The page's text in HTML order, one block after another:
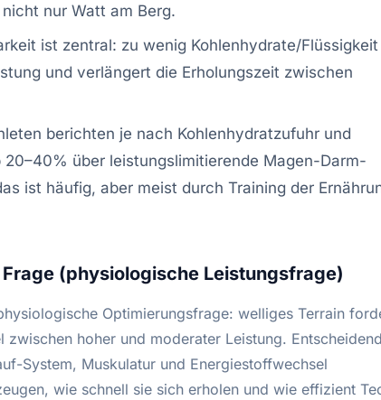
nur Watt am Berg.
ist zentral: zu wenig Kohlenhydrate/Flüssigkeit
und verlängert die Erholungszeit zwischen
berichten je nach Kohlenhydratzufuhr und
20–40% über leistungslimitierende Magen-Darm-
ist häufig, aber meist durch Training der
(physiologische Leistungsfrage)
Optimierungsfrage: welliges Terrain
zwischen hoher und moderater Leistung.
System, Muskulatur und Energiestoffwechsel
wie schnell sie sich erholen und wie effizient